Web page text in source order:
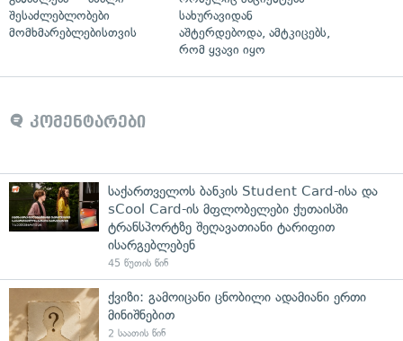
შესაძლებლობები
მომხმარებლებისთვის
სახურავიდან
აშტერდებოდა, ამტკიცებს,
რომ ყვავი იყო
კომენტარები
საქართველოს ბანკის Student Card-ისა და
sCool Card-ის მფლობელები ქუთაისში
ტრანსპორტზე შეღავათიანი ტარიფით
ისარგებლებენ
45 წუთის წინ
ქვიზი: გამოიცანი ცნობილი ადამიანი ერთი
მინიშნებით
2 საათის წინ